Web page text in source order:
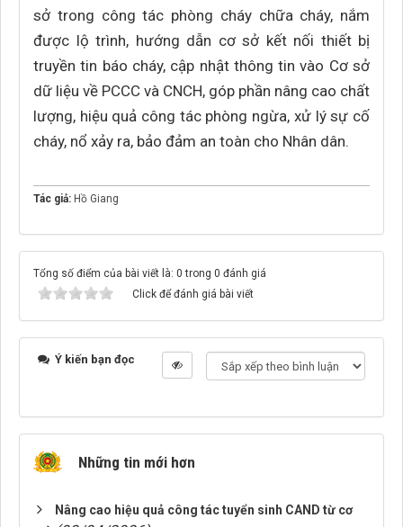
sở trong công tác phòng cháy chữa cháy, nắm
được lộ trình, hướng dẫn cơ sở kết nối thiết bị
truyền tin báo cháy, cập nhật thông tin vào Cơ sở
dữ liệu về PCCC và CNCH, góp phần nâng cao chất
lượng, hiệu quả công tác phòng ngừa, xử lý sự cố
cháy, nổ xảy ra, bảo đảm an toàn cho Nhân dân.
Tác giả: Hồ Giang
Tổng số điểm của bài viết là: 0 trong 0 đánh giá
Click để đánh giá bài viết
Ý kiến bạn đọc
Những tin mới hơn
Nâng cao hiệu quả công tác tuyển sinh CAND từ cơ